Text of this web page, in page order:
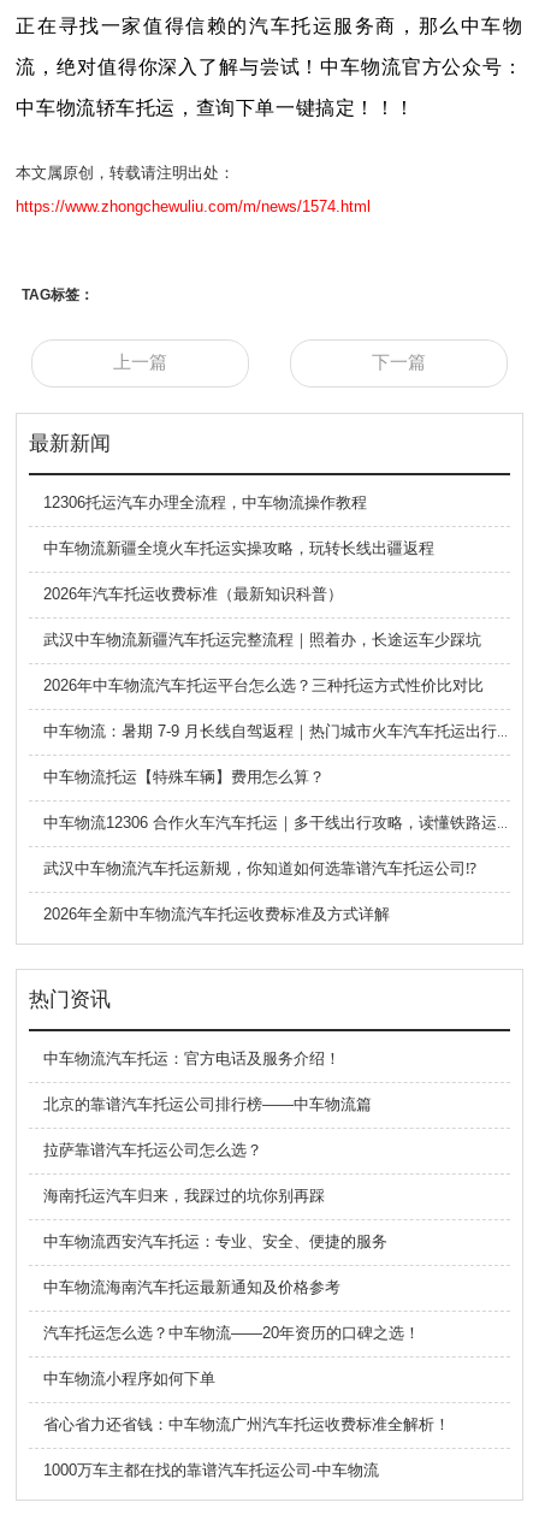
正在寻找一家值得信赖的汽车托运服务商，那么中车物
流，绝对值得你深入了解与尝试！中车物流官方公众号：
中车物流轿车托运，查询下单一键搞定！！！
本文属原创，转载请注明出处：
https://www.zhongchewuliu.com/m/news/1574.html
TAG标签：
上一篇 下一篇
最新新闻
12306托运汽车办理全流程，中车物流操作教程
中车物流新疆全境火车托运实操攻略，玩转长线出疆返程
2026年汽车托运收费标准（最新知识科普）
武汉中车物流新疆汽车托运完整流程｜照着办，长途运车少踩坑
2026年中车物流汽车托运平台怎么选？三种托运方式性价比对比
中车物流：暑期 7-9 月长线自驾返程｜热门城市火车汽车托运出行全攻略
中车物流托运【特殊车辆】费用怎么算？
中车物流12306 合作火车汽车托运｜多干线出行攻略，读懂铁路运车的优势与避坑要点
武汉中车物流汽车托运新规，你知道如何选靠谱汽车托运公司⁉️
2026年全新中车物流汽车托运收费标准及方式详解
热门资讯
中车物流汽车托运：官方电话及服务介绍！
北京的靠谱汽车托运公司排行榜——中车物流篇
拉萨靠谱汽车托运公司怎么选？
海南托运汽车归来，我踩过的坑你别再踩
中车物流西安汽车托运：专业、安全、便捷的服务
中车物流海南汽车托运最新通知及价格参考
汽车托运怎么选？中车物流——20年资历的口碑之选！
中车物流小程序如何下单
省心省力还省钱：中车物流广州汽车托运收费标准全解析！
1000万车主都在找的靠谱汽车托运公司-中车物流